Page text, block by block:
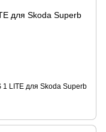
для Skoda Superb
1 LITE для Skoda Superb